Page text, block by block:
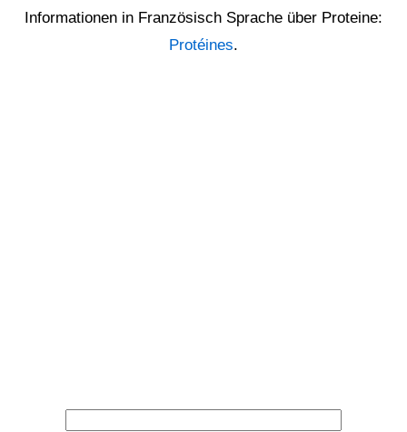
Informationen in Französisch Sprache über Proteine:
Protéines.